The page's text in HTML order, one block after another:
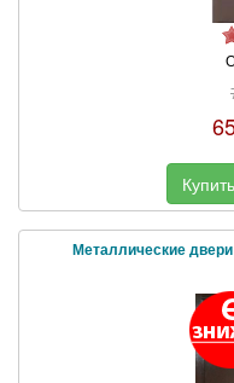
Купить
Металлические